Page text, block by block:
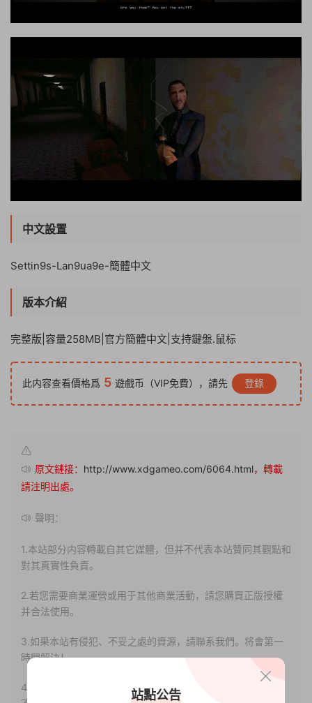
中文設置
Settin9s-Lan9ua9e-簡體中文
版本介紹
完整版|容量258MB|官方簡體中文|支持鍵盤.鼠标
此内容查看價格爲 5 遊戲币（VIP免費），請先 登錄
原文鏈接： http://www.xdgameo.com/6064.html，轉載
請注明出處。
聲明：
1.本站部分内容轉載自其它媒體，但并不代表本站贊同其觀點和
對其真實性負責。
2.若您需要商業運營或用于其他商業活動，請您購買正版授權
并合法使用。
3.如果本站有侵犯、不妥之處的資源，請聯系我們。将會第一
時間解決！
4.本站部分内容均由互聯網收集整理，僅供大家參考、學習，
站點公告